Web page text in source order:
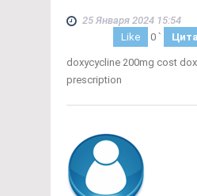
25 Января 2024 15:54
Like
0 `
doxycycline 200mg cost
prescription